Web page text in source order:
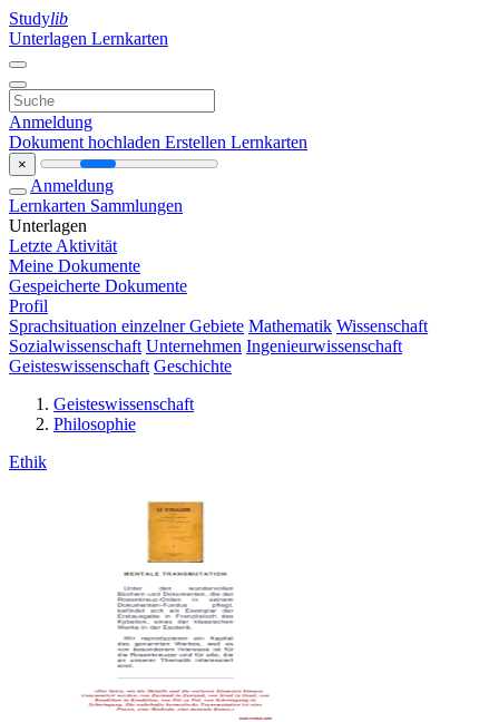
Studylib
Unterlagen Lernkarten
Anmeldung
Dokument hochladen Erstellen Lernkarten
×
Anmeldung
Lernkarten Sammlungen
Unterlagen
Letzte Aktivität
Meine Dokumente
Gespeicherte Dokumente
Profil
Sprachsituation einzelner Gebiete Mathematik Wissenschaft
Sozialwissenschaft Unternehmen Ingenieurwissenschaft
Geisteswissenschaft Geschichte
Geisteswissenschaft
Philosophie
Ethik